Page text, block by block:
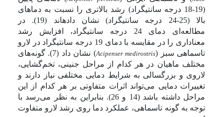
(19-18 درجه سانتیگراد) رشد بالاتری را نسبت به دماهای
بالا (25-24 درجه سانتیگراد) نشان داده­اند (19). در
مطالعه‌ای دمای 24 درجه سانتیگراد، افزایش رشد
معناداری را در مقایسه با دمای 19 درجه سانتیگراد در لارو
تاسماهی سبز (Acipenser medirostris
) نشان داد (7). گونه‌های
مختلف ماهیان در هر کدام از مراحل جنینی، تخم‌گشایی،
لاروی و بزرگسالی به شرایط دمایی مختلفی نیاز دارند و
تغییرات دمایی می‌تواند اثرات متفاوتی بر هر کدام از این
مراحل داشته باشد (14 و 26). بنابراین به نظر می‌رسد با
توجه به گونه تاسماهی، عملکرد دما روی رشد لارو متفاوت